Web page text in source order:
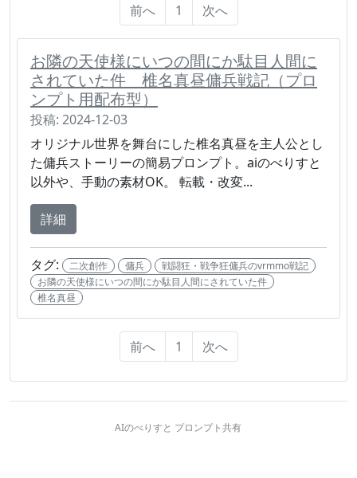
前へ 1 次へ
お隣の天使様にいつの間にか駄目人間に
されていた件 椎名真昼傭兵戦記（プロ
ンプト用配布型）
投稿: 2024-12-03
オリジナル世界を舞台にした椎名真昼を主人公とし
た傭兵ストーリーの簡易プロンプト。aiのべりすと
以外や、手動の素材OK。 転載・改変...
詳細
タグ: 二次創作 傭兵
戦闘狂・戦争狂傭兵のvrmmo戦記
お隣の天使様にいつの間にか駄目人間にされていた件
椎名真昼
前へ 1 次へ
AIのべりすと プロンプト共有